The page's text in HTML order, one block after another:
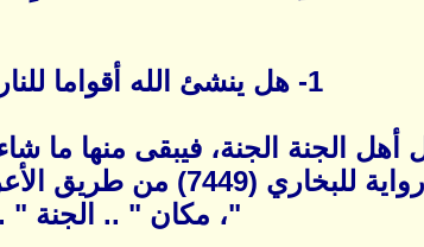
1- هل ينشئ الله أقواما للنار ليملأها
الجنة الجنة، فيبقى منها ما
خلقاً ـ حتى يملأها» وقع
"، مكان " .. الجنة " .